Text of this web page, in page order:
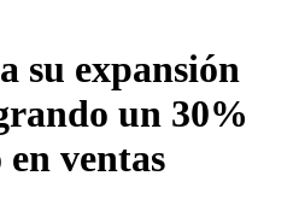
su expansión
un 30%
ventas